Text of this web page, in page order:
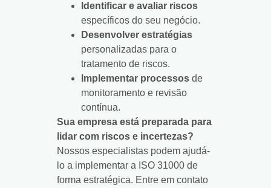
Identificar e avaliar riscos
específicos do seu negócio.
Desenvolver estratégias
personalizadas para o
tratamento de riscos.
Implementar processos de
monitoramento e revisão
contínua.
Sua empresa está preparada para
lidar com riscos e incertezas?
Nossos especialistas podem ajudá-
lo a implementar a ISO 31000 de
forma estratégica. Entre em contato